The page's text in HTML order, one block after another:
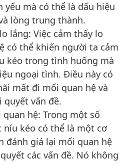
yếu mà có thể là dấu hiệu
lòng trung thành.
lắng: Việc cảm thấy lo
có thể khiến người ta cảm
kéo trong tình huống mà
ngoại tình. Điều này có
mất đi mối quan hệ và
vấn đề.
hệ: Trong một số
níu kéo có thể là một cơ
đánh giá lại mối quan hệ
các vấn đề. Nó không